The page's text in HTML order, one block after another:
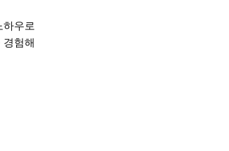
하우로
경험해